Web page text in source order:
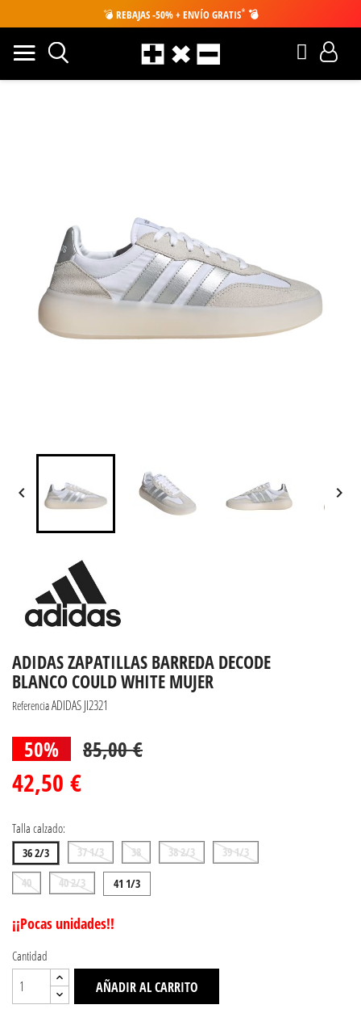
💣 REBAJAS -50% + ENVÍO GRATIS* 💣
 
ADIDAS ZAPATILLAS BARREDA DECODE
BLANCO COULD WHITE MUJER
ReferenciaADIDAS JI2321
50% 85,00 €
42,50 €
Talla calzado:
36 2/3 37 1/3 38 38 2/3
39 1/3
40
40 2/3 41 1/3
¡¡Pocas unidades!!
Cantidad
AÑADIR AL CARRITO